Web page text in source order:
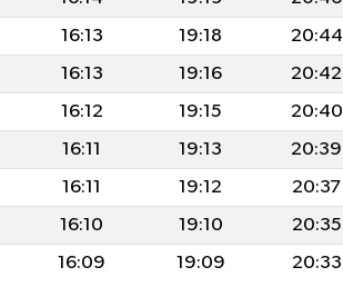
16:13 19:18
20:44
16:13 19:16
20:42
16:12 19:15
20:40
16:11 19:13
20:39
16:11 19:12
20:37
16:10 19:10
20:35
16:09 19:09 20:33